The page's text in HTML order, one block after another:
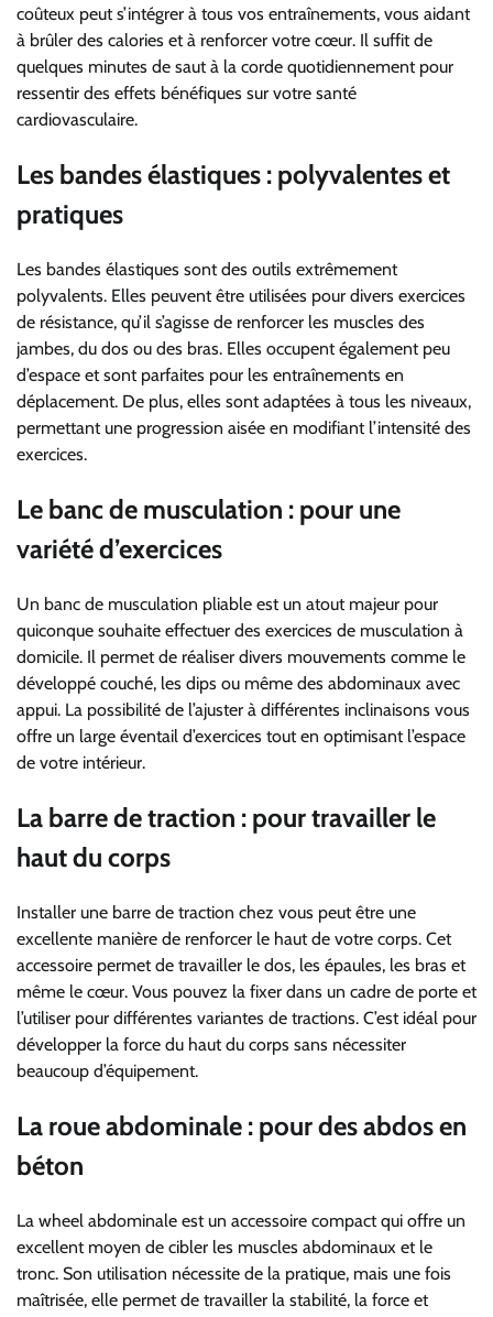
coûteux peut s’intégrer à tous vos entraînements, vous aidant
à brûler des calories et à renforcer votre cœur. Il suffit de
quelques minutes de saut à la corde quotidiennement pour
ressentir des effets bénéfiques sur votre santé
cardiovasculaire.
Les bandes élastiques : polyvalentes et
pratiques
Les bandes élastiques sont des outils extrêmement
polyvalents. Elles peuvent être utilisées pour divers exercices
de résistance, qu’il s’agisse de renforcer les muscles des
jambes, du dos ou des bras. Elles occupent également peu
d’espace et sont parfaites pour les entraînements en
déplacement. De plus, elles sont adaptées à tous les niveaux,
permettant une progression aisée en modifiant l’intensité des
exercices.
Le banc de musculation : pour une
variété d’exercices
Un banc de musculation pliable est un atout majeur pour
quiconque souhaite effectuer des exercices de musculation à
domicile. Il permet de réaliser divers mouvements comme le
développé couché, les dips ou même des abdominaux avec
appui. La possibilité de l’ajuster à différentes inclinaisons vous
offre un large éventail d’exercices tout en optimisant l’espace
de votre intérieur.
La barre de traction : pour travailler le
haut du corps
Installer une barre de traction chez vous peut être une
excellente manière de renforcer le haut de votre corps. Cet
accessoire permet de travailler le dos, les épaules, les bras et
même le cœur. Vous pouvez la fixer dans un cadre de porte et
l’utiliser pour différentes variantes de tractions. C’est idéal pour
développer la force du haut du corps sans nécessiter
beaucoup d’équipement.
La roue abdominale : pour des abdos en
béton
La wheel abdominale est un accessoire compact qui offre un
excellent moyen de cibler les muscles abdominaux et le
tronc. Son utilisation nécessite de la pratique, mais une fois
maîtrisée, elle permet de travailler la stabilité, la force et